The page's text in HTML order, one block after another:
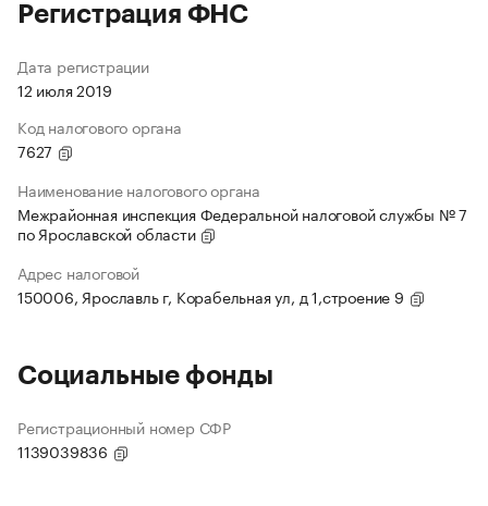
Регистрация ФНС
Дата регистрации
12 июля 2019
Код налогового органа
7627
Наименование налогового органа
Межрайонная инспекция Федеральной налоговой службы № 7
по Ярославской области
Адрес налоговой
150006, Ярославль г, Корабельная ул, д 1,строение 9
Социальные фонды
Регистрационный номер СФР
1139039836